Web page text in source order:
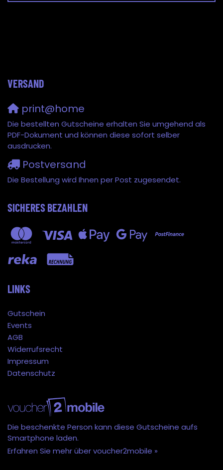
VERSAND
print@home
Die bestellten Gutscheine erhalten Sie umgehend als
PDF-Dokument und können diese sofort selber
ausdrucken.
Postversand
Die Bestellung wird Ihnen per Post zugesendet.
SICHERES BEZAHLEN
LINKS
Gutschein
Events
AGB
Widerrufsrecht
Impressum
Datenschutz
Die beschenkte Person kann diese Gutscheine aufs
Smartphone laden.
Erfahren Sie mehr über voucher2mobile »